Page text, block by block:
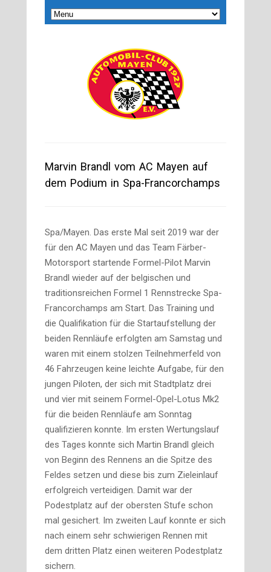
Marvin Brandl vom AC Mayen auf
dem Podium in Spa-Francorchamps
Spa/Mayen. Das erste Mal seit 2019 war der
für den AC Mayen und das Team Färber-
Motorsport startende Formel-Pilot Marvin
Brandl wieder auf der belgischen und
traditionsreichen Formel 1 Rennstrecke Spa-
Francorchamps am Start. Das Training und
die Qualifikation für die Startaufstellung der
beiden Rennläufe erfolgten am Samstag und
waren mit einem stolzen Teilnehmerfeld von
46 Fahrzeugen keine leichte Aufgabe, für den
jungen Piloten, der sich mit Stadtplatz drei
und vier mit seinem Formel-Opel-Lotus Mk2
für die beiden Rennläufe am Sonntag
qualifizieren konnte. Im ersten Wertungslauf
des Tages konnte sich Martin Brandl gleich
von Beginn des Rennens an die Spitze des
Feldes setzen und diese bis zum Zieleinlauf
erfolgreich verteidigen. Damit war der
Podestplatz auf der obersten Stufe schon
mal gesichert. Im zweiten Lauf konnte er sich
nach einem sehr schwierigen Rennen mit
dem dritten Platz einen weiteren Podestplatz
sichern.